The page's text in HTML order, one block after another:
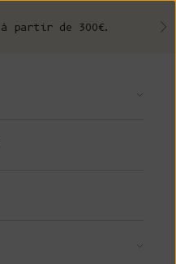
partir de 300€.